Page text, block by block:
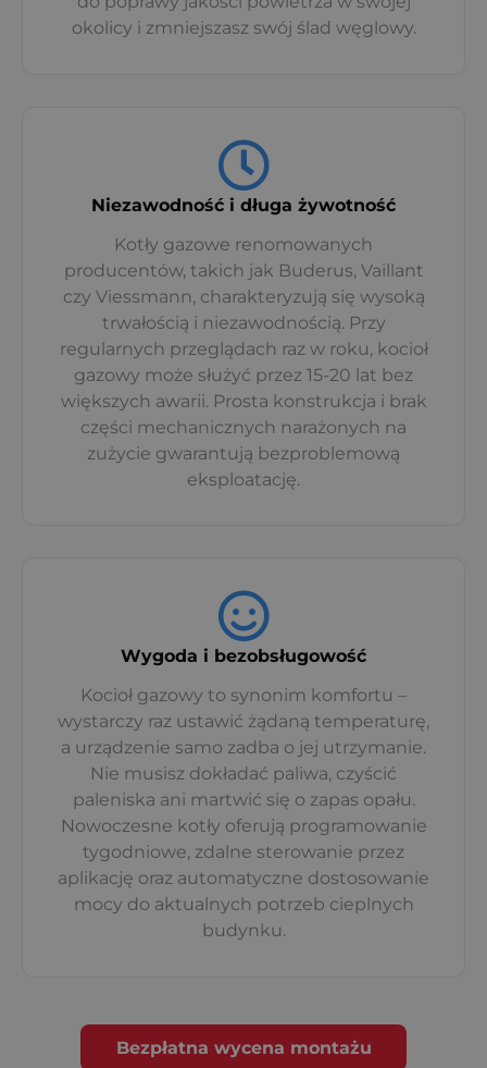
okolicy i zmniejszasz swój ślad węglowy.
Niezawodność i długa żywotność
Kotły gazowe renomowanych
producentów, takich jak Buderus, Vaillant
czy Viessmann, charakteryzują się wysoką
trwałością i niezawodnością. Przy
regularnych przeglądach raz w roku, kocioł
gazowy może służyć przez 15-20 lat bez
większych awarii. Prosta konstrukcja i brak
części mechanicznych narażonych na
zużycie gwarantują bezproblemową
eksploatację.
Wygoda i bezobsługowość
Kocioł gazowy to synonim komfortu –
wystarczy raz ustawić żądaną temperaturę,
a urządzenie samo zadba o jej utrzymanie.
Nie musisz dokładać paliwa, czyścić
paleniska ani martwić się o zapas opału.
Nowoczesne kotły oferują programowanie
tygodniowe, zdalne sterowanie przez
aplikację oraz automatyczne dostosowanie
mocy do aktualnych potrzeb cieplnych
budynku.
Bezpłatna wycena montażu